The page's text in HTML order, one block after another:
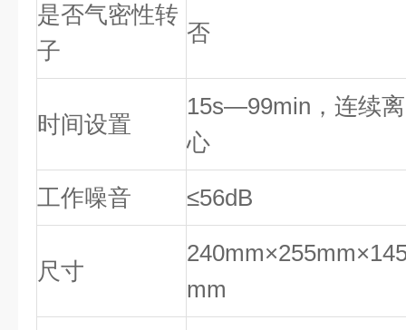
是否气密性转
子
否
时间设置
15s—99min，连续离
心
工作噪音 ≤56dB
尺寸
mm